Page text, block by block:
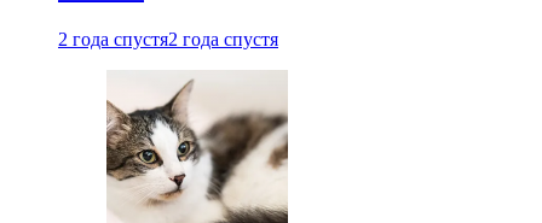
2 года спустя2 года спустя